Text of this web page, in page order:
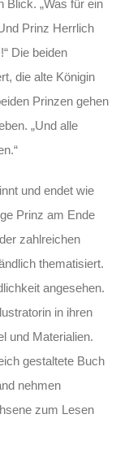
Blick. „Was für ein
Prinz Herrlich
Die beiden
die alte Königin
Prinzen gehen
„Und alle
und endet wie
Prinz am Ende
zahlreichen
thematisiert.
angesehen.
in ihren
und Materialien.
gestaltete Buch
nehmen
zum Lesen